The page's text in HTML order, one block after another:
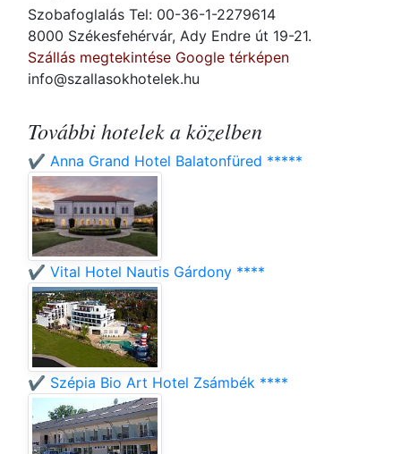
Szobafoglalás Tel: 00-36-1-2279614
8000 Székesfehérvár, Ady Endre út 19-21.
Szállás megtekintése Google térképen
info@szallasokhotelek.hu
További hotelek a közelben
✔️ Anna Grand Hotel Balatonfüred *****
✔️ Vital Hotel Nautis Gárdony ****
✔️ Szépia Bio Art Hotel Zsámbék ****